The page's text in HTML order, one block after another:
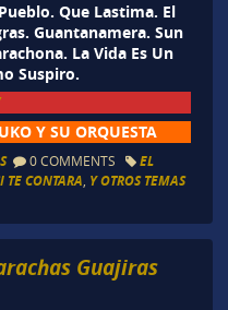
Que Lastima. El
Guantanamera. Sun
La Vida Es Un
Suspiro.
Y SU ORQUESTA
0 COMMENTS
EL
TE CONTARA Y OTROS TEMAS
Guajiras